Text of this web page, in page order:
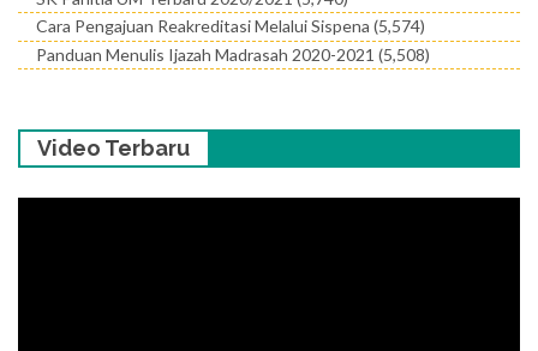
Cara Pengajuan Reakreditasi Melalui Sispena (5,574)
Panduan Menulis Ijazah Madrasah 2020-2021 (5,508)
Video Terbaru